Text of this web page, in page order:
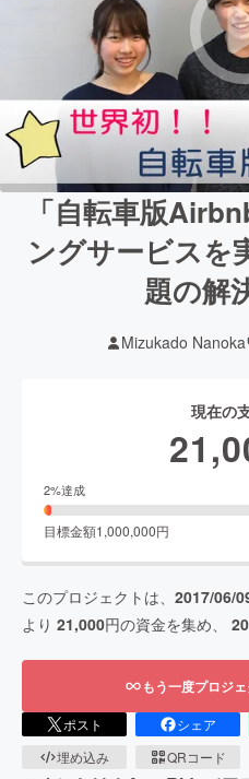
「自転車版
ングサービスを
題の解
Mizukado Nanoka
現在の
2%達成
目標金額1,000,000円
このプロジェクトは、 2017/06/
より 21,000円の資金を集め、
もう一度プロジ
ポスト シェア
埋め込み
QRコード